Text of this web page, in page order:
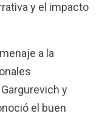
y el impacto
a la
y
el buen